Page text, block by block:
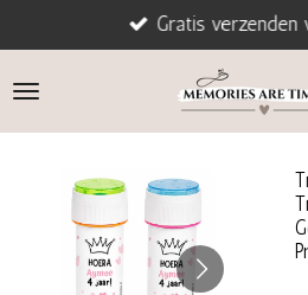
direct
naar
Gratis verzenden